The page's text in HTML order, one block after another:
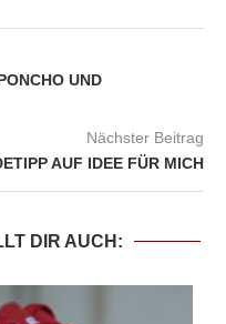
UND
Nächster Beitrag
AUF IDEE FÜR MICH
DIR AUCH: